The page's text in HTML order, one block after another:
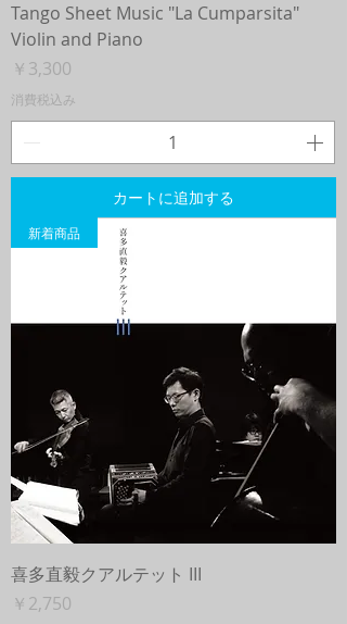
Tango Sheet Music "La Cumparsita"
Violin and Piano
価格
￥3,300
消費税込み
カートに追加する
新着商品
喜多直毅クアルテット III
価格
￥2,750